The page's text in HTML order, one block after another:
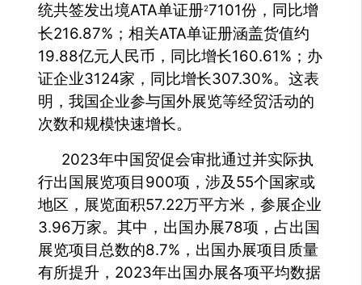
统共签发出境ATA单证册27101份，同比增
长216.87%；相关ATA单证册涵盖货值约
19.88亿元人民币，同比增长160.61%；办
证企业3124家，同比增长307.30%。这表
明，我国企业参与国外展览等经贸活动的
次数和规模快速增长。
2023年中国贸促会审批通过并实际执
行出国展览项目900项，涉及55个国家或
地区，展览面积57.22万平方米，参展企业
3.96万家。其中，出国办展78项，占出国
展览项目总数的8.7%，出国办展项目质量
有所提升，2023年出国办展各项平均数据